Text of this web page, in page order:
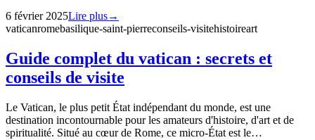
6 février 2025Lire plus→
vaticanromebasilique-saint-pierreconseils-visitehistoireart
Guide complet du vatican : secrets et
conseils de visite
Le Vatican, le plus petit État indépendant du monde, est une
destination incontournable pour les amateurs d'histoire, d'art et de
spiritualité. Situé au cœur de Rome, ce micro-État est le…